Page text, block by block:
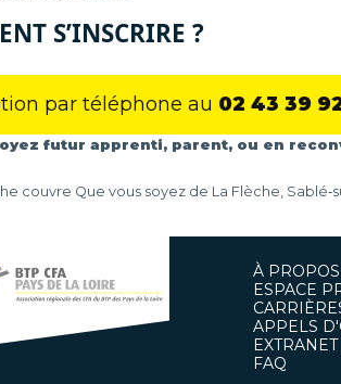
S’INSCRIRE ?
par téléphone au 02 43 39
futur apprenti, parent, ou en
couvre Que vous soyez de La Flèche,
À PROPOS
ESPACE
APPELS
FAQ